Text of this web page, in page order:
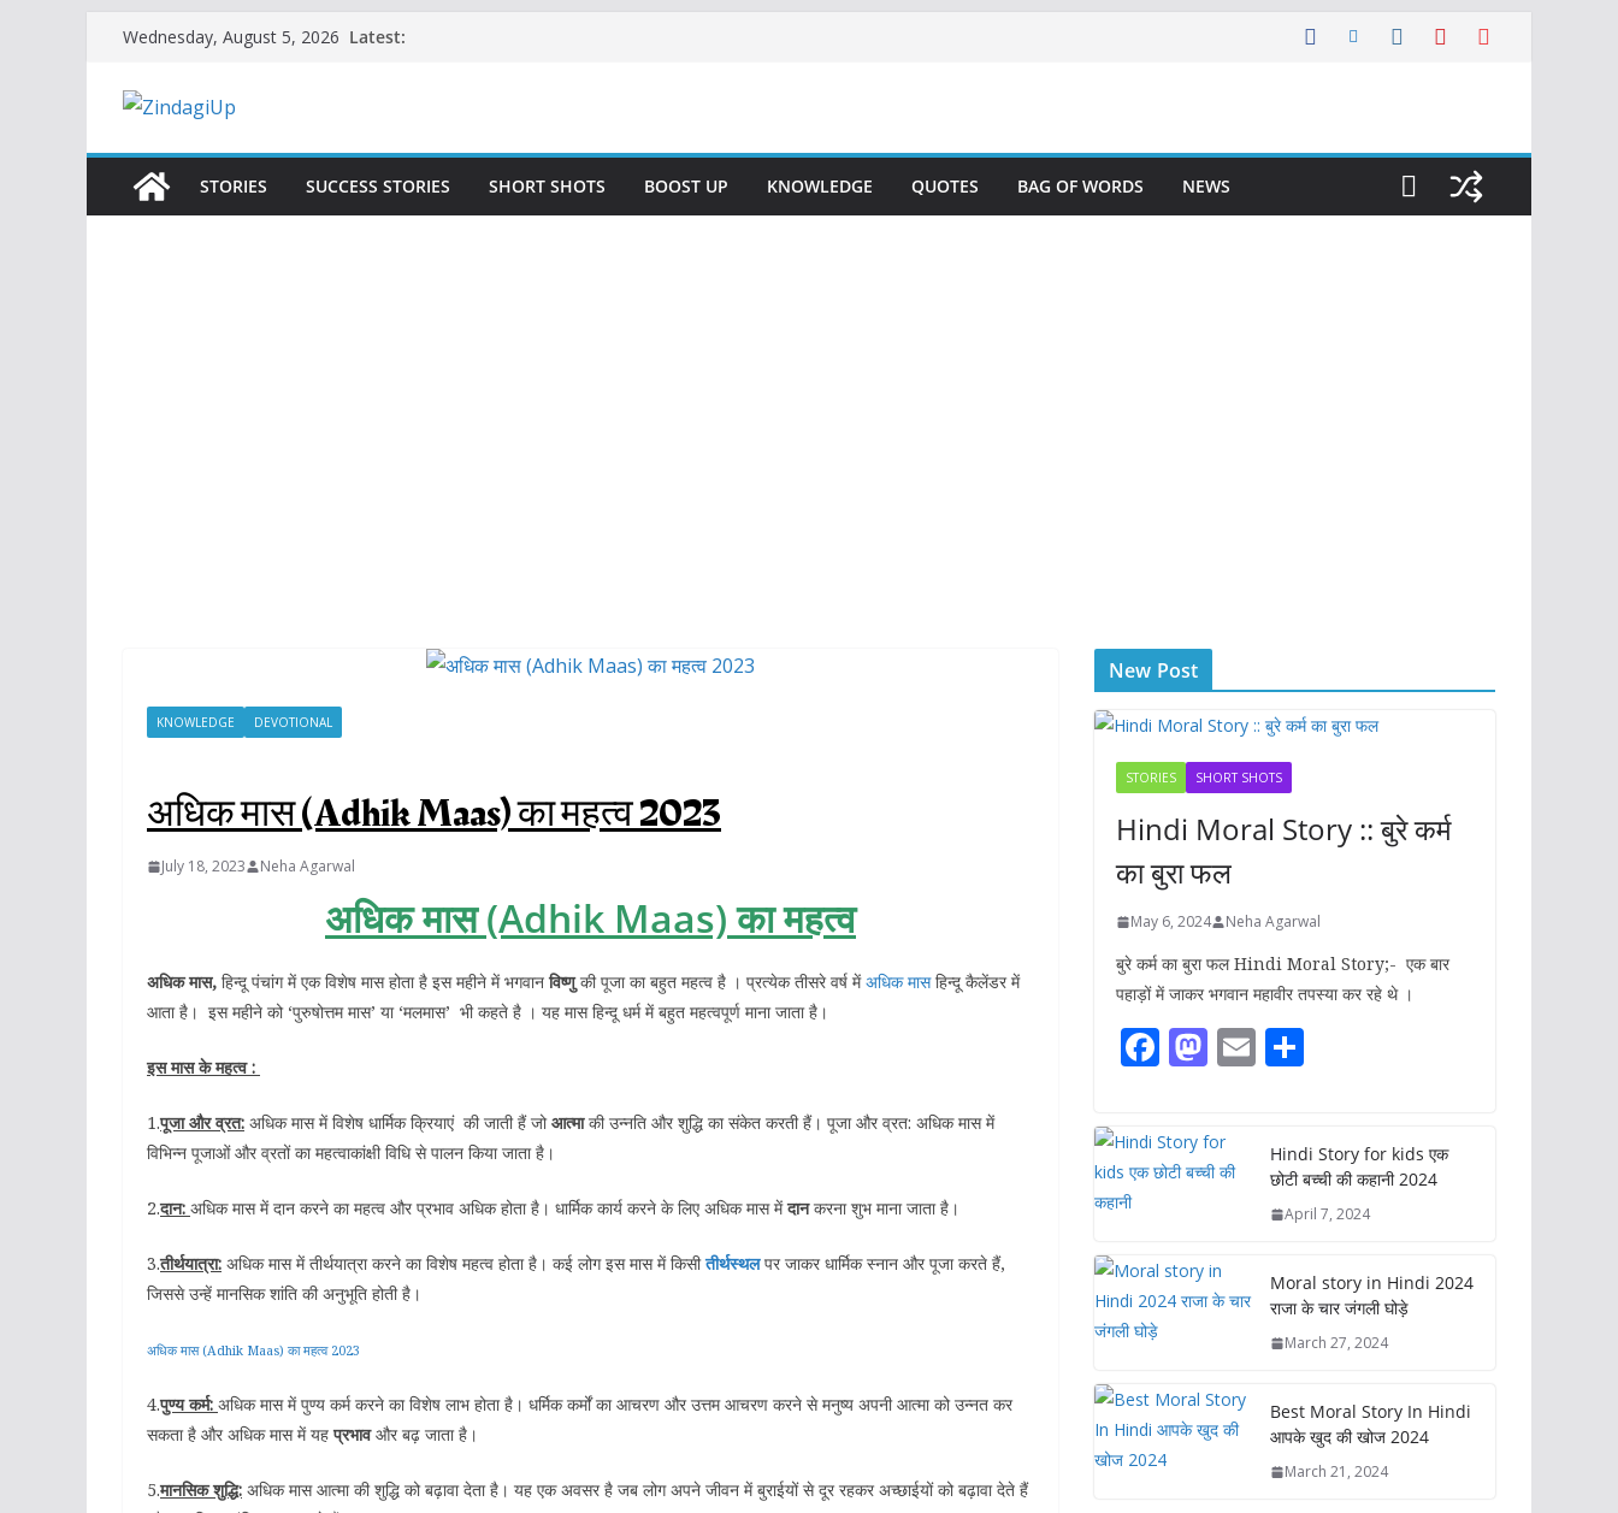
Skip
content
Wednesday, August 5, 2026 Latest:
STORIES SUCCESS STORIES SHORT SHOTS BOOST UP KNOWLEDGE QUOTES BAG OF WORDS NEWS
KNOWLEDGE DEVOTIONAL
अधिक मास (Adhik Maas) का महत्व 2023
July 18, 2023 Neha Agarwal
अधिक मास (Adhik Maas) का महत्व
अधिक मास, हिन्दू पंचांग में एक विशेष मास होता है इस महीने में भगवानविष्णुकी पूजा का बहुत महत्व है । प्रत्येक तीसरे वर्ष मेंअधिक मासहिन्दू कैलेंडर में
आता है। इस महीने को ‘पुरुषोत्तम मास’ या ‘मलमास’ भी कहते है । यह मास हिन्दू धर्म में बहुत महत्वपूर्ण माना जाता है।
इस मास के महत्व :
1.पूजा और व्रत: अधिक मास में विशेष धार्मिक क्रियाएं की जाती हैं जोआत्माकी उन्नति और शुद्धि का संकेत करती हैं। पूजा और व्रत: अधिक मास में
विभिन्न पूजाओं और व्रतों का महत्वाकांक्षी विधि से पालन किया जाता है।
2.दान: अधिक मास में दान करने का महत्व और प्रभाव अधिक होता है। धार्मिक कार्य करने के लिए अधिक मास मेंदानकरना शुभ माना जाता है।
3.तीर्थयात्रा: अधिक मास में तीर्थयात्रा करने का विशेष महत्व होता है। कई लोग इस मास में किसीतीर्थस्थलपर जाकर धार्मिक स्नान और पूजा करते हैं,
जिससे उन्हें मानसिक शांति की अनुभूति होती है।
अधिक मास (Adhik Maas) का महत्व 2023
4.पुण्य कर्म: अधिक मास में पुण्य कर्म करने का विशेष लाभ होता है। धर्मिक कर्मों का आचरण और उत्तम आचरण करने से मनुष्य अपनी आत्मा को उन्नत कर
सकता है और अधिक मास में यहप्रभावऔर बढ़ जाता है।
5.मानसिक शुद्धि: अधिक मास आत्मा की शुद्धि को बढ़ावा देता है। यह एक अवसर है जब लोग अपने जीवन में बुराईयों से दूर रहकर अच्छाईयों को बढ़ावा देते हैं
New Post
STORIES SHORT SHOTS
Hindi Moral Story :: बुरे कर्म
का बुरा फल
May 6, 2024 Neha Agarwal
बुरे कर्म का बुरा फल Hindi Moral Story;- एक बार
पहाड़ों में जाकर भगवान महावीर तपस्या कर रहे थे ।
F
e
b
k
M
to
d
E
e
Hindi Story for kids एक
छोटी बच्ची की कहानी 2024
April 7, 2024
Moral story in Hindi 2024
राजा के चार जंगली घोड़े
March 27, 2024
Best Moral Story In Hindi
आपके खुद की खोज 2024
March 21, 2024